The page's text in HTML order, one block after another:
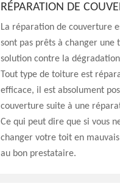
RÉPARATION DE
La réparation de couverture
sont pas prêts à changer une
solution contre la
Tout type de toiture est
efficace, il est absolument
couverture suite à une
Ce qui peut dire que si vous
changer votre toit en
au bon prestataire.